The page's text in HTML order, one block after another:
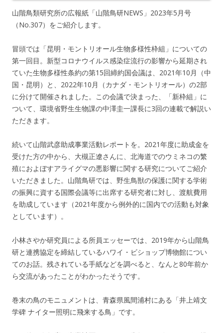
山階鳥類研究所の広報紙「山階鳥研NEWS」2023年5月号
（No.307）をご紹介します。
冒頭では「昆明・モントリオール生物多様性枠組」についての
第一回目。新型コロナウイルス感染症流行の影響から延期され
ていた生物多様性条約の第15回締約国会議は、2021年10月（中
国・昆明）と、2022年10月（カナダ・モントリオール）の2部
に分けて開催されました。この会議で決まった、「新枠組」に
ついて、環境省野生生物課の中澤圭一課長に3回の連載で解説い
ただきます。
続いて山階武彦助成事業活動レポートを。2021年度に助成金を
受けた方の中から、大槻正遼さんに、北海道でのウミネコの繁
殖におよぼすアライグマの悪影響に関する研究についてご紹介
いただきました。山階鳥研では、野生鳥獣の保護に関する学術
の振興に資する国際会議等に出席する研究者に対し、渡航費用
を助成しています（2021年度から例外的に国内での活動も対象
としています）。
小林さやか研究員による所員エッセーでは、2019年から山階鳥
研と連携協定を締結しているハワイ・ビショップ博物館につい
てのお話。残されている手紙などを調べると、なんと80年前か
ら交流があったことがわかったそうです。
巻末の鳥のモニュメントは、青森県風間浦村にある「井上靖文
学碑 ナイター照明に飛来する鳥」です。